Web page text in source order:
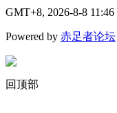
GMT+8, 2026-8-8 11:46
Powered by 赤足者论坛
回顶部